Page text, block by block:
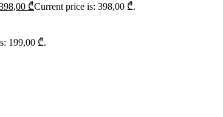
₾Current price is: 398,00 ₾.
199,00 ₾.